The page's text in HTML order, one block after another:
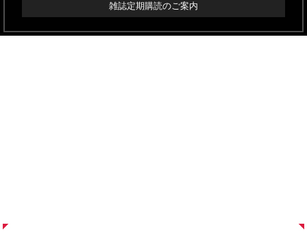
雑誌定期購読のご案内